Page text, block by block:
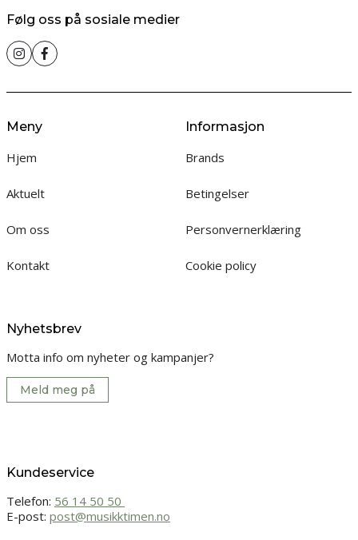
Følg oss på sosiale medier
Meny
Hjem
Aktuelt
Om oss
Kontakt
Informasjon
Brands
Betingelser
Personvernerklæring
Cookie policy
Nyhetsbrev
Motta info om nyheter og kampanjer?
Meld meg på
Kundeservice
Telefon: 56 14 50 50
E-post: post@musikktimen.no